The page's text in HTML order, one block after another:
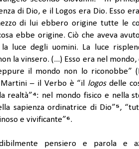
di Dio, e il Logos era Dio. Esso
di lui ebbero origine tutte le
ebbe origine. Ciò che aveva
luce degli uomini. La luce
la vinsero. (...) Esso era nel
il mondo non lo riconobbe”
Martini – il Verbo è “il logosdelle
realtà”⁴: nel mondo fisico e nella
sapienza ordinatrice di Dio”⁵,
e vivificante”⁶.
pensiero e parola e